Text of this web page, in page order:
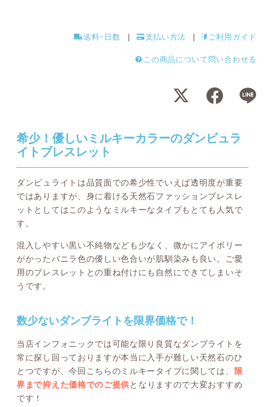
送料･日数 支払い方法 ご利用ガイド
この商品について問い合わせる
希少！優しいミルキーカラーのダンビュラ
イトブレスレット
ダンビュライトは品質面での希少性でいえば透明度が重要
ではありますが、身に着ける天然石ファッションブレスレ
ットとしてはこのようなミルキーなタイプもとても人気で
す。
混入しやすい黒い不純物なども少なく、微かにアイボリー
がかったバニラ色の優しい色合いが肌馴染みも良い。ご愛
用のブレスレットとの重ね付けにも自然にできてしまいそ
うです。
数少ないダンブライトを限界価格で！
当店インフォニックでは可能な限り良質なダンブライトを
常に探し回っておりますが本当に入手が難しい天然石のひ
とつですが、今回こちらのミルキータイプに関しては、
限
界まで抑えた価格でのご提供となりますので大変おすすめ
です！